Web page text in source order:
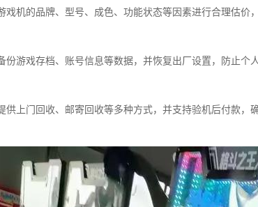
戏机的品牌、型号、成色、功能状态等因素进行合理估价
份游戏存档、账号信息等数据，并恢复出厂设置，防止个
供上门回收、邮寄回收等多种方式，并支持验机后付款，